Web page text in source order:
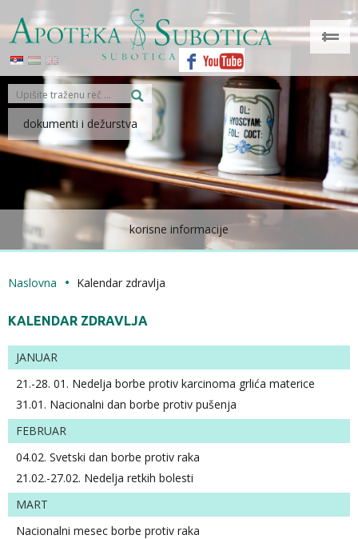
dokumenti i dežurstva
korisne informacije
Naslovna Kalendar zdravlja
KALENDAR ZDRAVLJA
JANUAR
21.-28. 01. Nedelja borbe protiv karcinoma grlića materice
31.01. Nacionalni dan borbe protiv pušenja
FEBRUAR
04.02. Svetski dan borbe protiv raka
21.02.-27.02. Nedelja retkih bolesti
MART
Nacionalni mesec borbe protiv raka